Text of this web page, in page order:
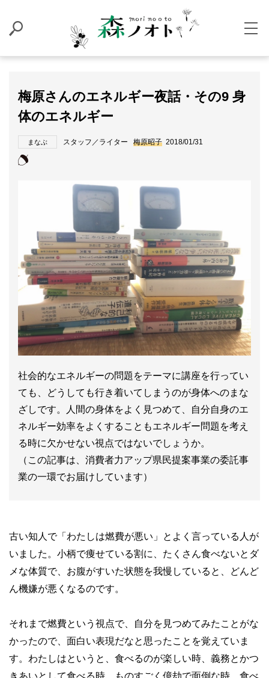
梅原さんのエネルギー夜話・その9 身
体のエネルギー
まなぶ スタッフ／ライター 梅原昭子 2018/01/31
社会的なエネルギーの問題をテーマに講座を行ってい
ても、どうしても行き着いてしまうのが身体へのまな
ざしです。人間の身体をよく見つめて、自分自身のエ
ネルギー効率をよくすることもエネルギー問題を考え
る時に欠かせない視点ではないでしょうか。
（この記事は、消費者力アップ県民提案事業の委託事
業の一環でお届けしています）
古い知人で「わたしは燃費が悪い」とよく言っている人が
いました。小柄で痩せている割に、たくさん食べないとダ
メな体質で、お腹がすいた状態を我慢していると、どんど
ん機嫌が悪くなるのです。
それまで燃費という視点で、自分を見つめてみたことがな
かったので、面白い表現だなと思ったことを覚えていま
す。わたしはというと、食べるのが楽しい時、義務とかつ
きあいとして食べる時、ものすごく億劫で面倒な時、食べ